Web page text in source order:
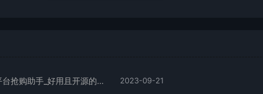
【第7376期】万能多平台抢购助手_好用且开源的油猴插件 2023-09-21